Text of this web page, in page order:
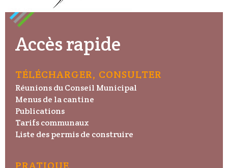
Accès rapide
TÉLÉCHARGER, CONSULTER
Réunions du Conseil Municipal
Menus de la cantine
Publications
Tarifs communaux
Liste des permis de construire